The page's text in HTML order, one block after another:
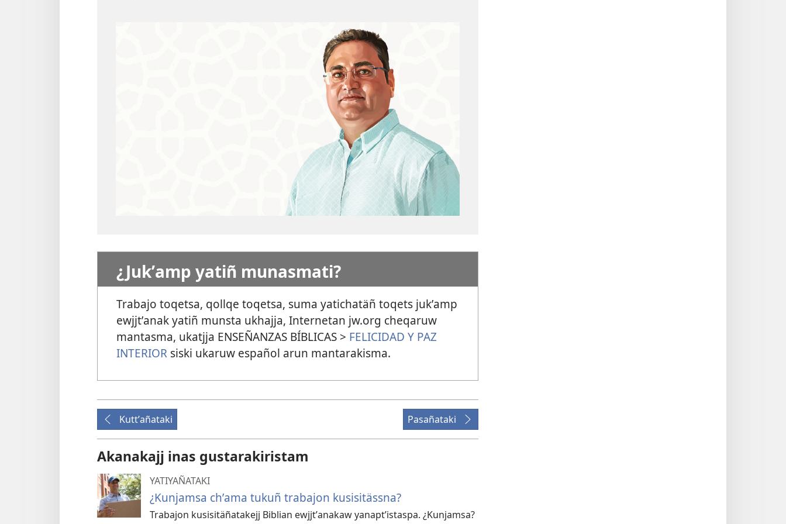
¿Jukʼamp yatiñ munasmati?
Trabajo toqetsa, qollqe toqetsa, suma yatichatäñ toqets jukʼamp
ewjjtʼanak yatiñ munsta ukhajja, Internetan jw.org cheqaruw
mantasma, ukatjja ENSEÑANZAS BÍBLICAS > FELICIDAD Y PAZ
INTERIOR siski ukaruw español arun mantarakisma.
Kuttʼañataki Pasañataki
Akanakajj inas gustarakiristam
YATIYAÑATAKI
¿Kunjamsa chʼama tukuñ trabajon kusisitässna?
Trabajon kusisitäñatakejj Biblian ewjjtʼanakaw yanaptʼistaspa. ¿Kunjamsa?